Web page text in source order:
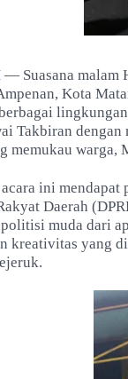
— Suasana malam
Kota
Takbiran
memukau warga,
ini mendapat
Daerah
muda dari
kreativitas yang